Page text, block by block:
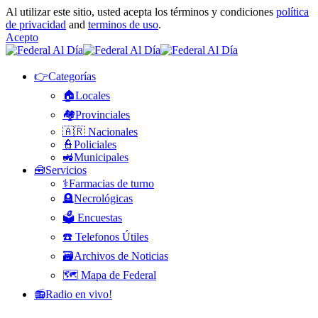
Al utilizar este sitio, usted acepta los términos y condiciones política
de privacidad and terminos de uso.
Acepto
👉Categorías
🏠Locales
🏘️Provinciales
🇦🇷 Nacionales
👮Policiales
🚜Municipales
🧰Servicios
⚕️Farmacias de turno
🪦Necrológicas
🗳️ Encuestas
☎️ Telefonos Útiles
🗃️Archivos de Noticias
🗺️ Mapa de Federal
📻Radio en vivo!